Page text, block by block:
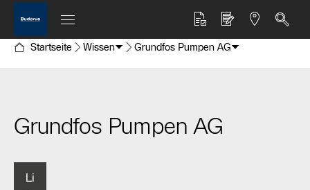
Startseite Wissen Grundfos Pumpen AG
Grundfos Pumpen AG
Li